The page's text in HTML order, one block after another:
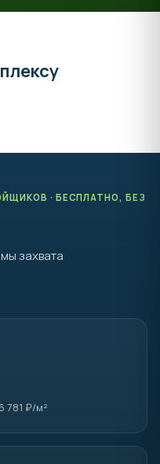
· БЕСПЛАТНО, БЕЗ
захвата
781 ₽/м²